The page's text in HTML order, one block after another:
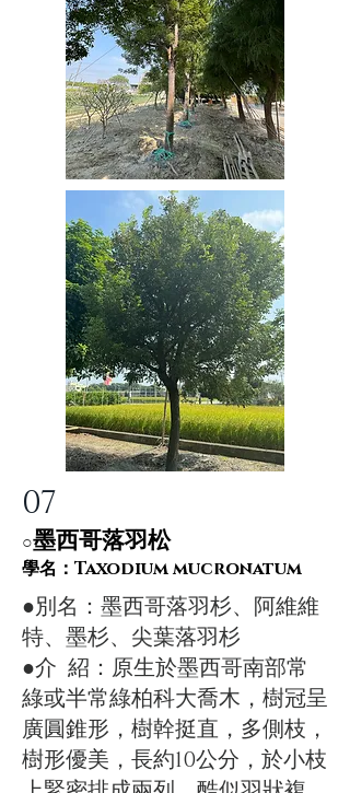
07
​○墨西哥落羽松
​學名：Taxodium mucronatum
​●別名：墨西哥落羽杉、阿維維
特、墨杉、尖葉落羽杉
​●介 紹：原生於墨西哥南部常
綠或半常綠柏科大喬木，樹冠呈
廣圓錐形，樹幹挺直，多側枝，
樹形優美，長約10公分，於小枝